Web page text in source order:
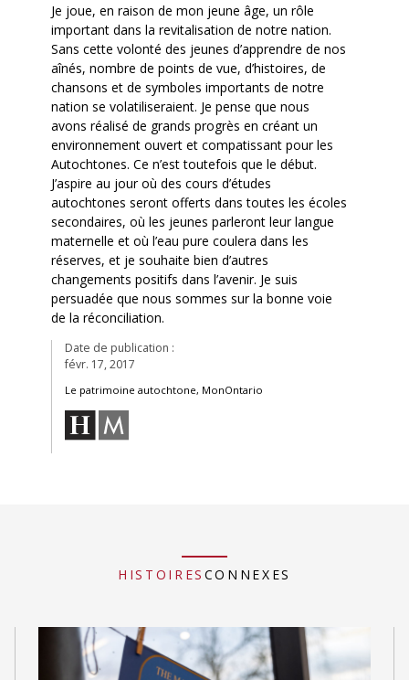
Date de publication :
févr. 17, 2017
Le patrimoine autochtone, MonOntario
Je joue, en raison de mon jeune âge, un rôle
important dans la revitalisation de notre nation.
Sans cette volonté des jeunes d’apprendre de nos
aînés, nombre de points de vue, d’histoires, de
chansons et de symboles importants de notre
nation se volatiliseraient. Je pense que nous
avons réalisé de grands progrès en créant un
environnement ouvert et compatissant pour les
Autochtones. Ce n’est toutefois que le début.
J’aspire au jour où des cours d’études
autochtones seront offerts dans toutes les écoles
secondaires, où les jeunes parleront leur langue
maternelle et où l’eau pure coulera dans les
réserves, et je souhaite bien d’autres
changements positifs dans l’avenir. Je suis
persuadée que nous sommes sur la bonne voie
de la réconciliation.
HISTOIRES CONNEXES